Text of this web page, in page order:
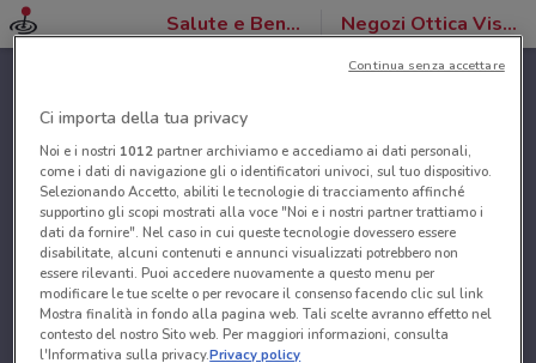
Salute e Benessere Negozi Ottica VistaSì
Ci importa della tua privacy
Noi e i nostri 1012partner archiviamo e accediamo ai dati personali,
come i dati di navigazione gli o identificatori univoci, sul tuo dispositivo.
Selezionando Accetto, abiliti le tecnologie di tracciamento affinché
supportino gli scopi mostrati alla voce "Noi e i nostri partner trattiamo i
dati da fornire". Nel caso in cui queste tecnologie dovessero essere
disabilitate, alcuni contenuti e annunci visualizzati potrebbero non
essere rilevanti. Puoi accedere nuovamente a questo menu per
modificare le tue scelte o per revocare il consenso facendo clic sul link
Mostra finalità in fondo alla pagina web. Tali scelte avranno effetto nel
contesto del nostro Sito web. Per maggiori informazioni, consulta
l'Informativa sulla privacy.Privacy policy
Continua senza accettare